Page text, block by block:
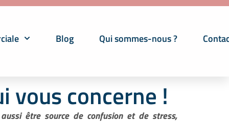
Blog Qui sommes-nous ?
vous concerne !
être source de confusion et de stress,